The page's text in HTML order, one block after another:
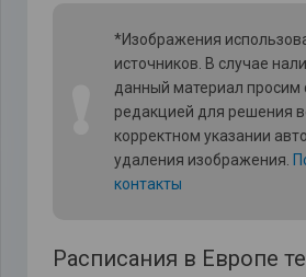
*Изображения
источников. В случае
данный материал просим
редакцией для решения
корректном указании
удаления изображения.
контакты
Расписания в Европе